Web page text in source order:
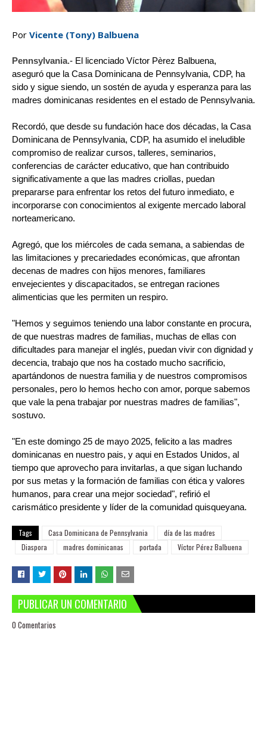
Por Vicente (Tony) Balbuena
Pennsylvania.- El licenciado Víctor Pèrez Balbuena,
aseguró que la Casa Dominicana de Pennsylvania, CDP, ha
sido y sigue siendo, un sostén de ayuda y esperanza para las
madres dominicanas residentes en el estado de Pennsylvania.
Recordó, que desde su fundación hace dos décadas, la Casa
Dominicana de Pennsylvania, CDP, ha asumido el ineludible
compromiso de realizar cursos, talleres, seminarios,
conferencias de carácter educativo, que han contribuido
significativamente a que las madres criollas, puedan
prepararse para enfrentar los retos del futuro inmediato, e
incorporarse con conocimientos al exigente mercado laboral
norteamericano.
Agregó, que los miércoles de cada semana, a sabiendas de
las limitaciones y precariedades económicas, que afrontan
decenas de madres con hijos menores, familiares
envejecientes y discapacitados, se entregan raciones
alimenticias que les permiten un respiro.
"Hemos y seguimos teniendo una labor constante en procura,
de que nuestras madres de familias, muchas de ellas con
dificultades para manejar el inglés, puedan vivir con dignidad y
decencia, trabajo que nos ha costado mucho sacrificio,
apartándonos de nuestra familia y de nuestros compromisos
personales, pero lo hemos hecho con amor, porque sabemos
que vale la pena trabajar por nuestras madres de familias",
sostuvo.
"En este domingo 25 de mayo 2025, felicito a las madres
dominicanas en nuestro pais, y aqui en Estados Unidos, al
tiempo que aprovecho para invitarlas, a que sigan luchando
por sus metas y la formación de familias con ética y valores
humanos, para crear una mejor sociedad", refirió el
carismático presidente y líder de la comunidad quisqueyana.
Tags Casa Dominicana de Pennsylvania
día de las madres
Diaspora
madres dominicanas portada Víctor Pérez Balbuena
PUBLICAR UN COMENTARIO
0 Comentarios